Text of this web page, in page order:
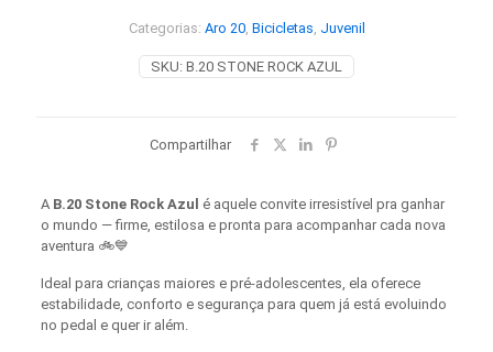
SKU: B.20 STONE ROCK AZUL
Categorias: Aro 20, Bicicletas, Juvenil
Compartilhar
A B.20 Stone Rock Azul é aquele convite irresistível pra ganhar
o mundo — firme, estilosa e pronta para acompanhar cada nova
aventura 🚲💙
Ideal para crianças maiores e pré-adolescentes, ela oferece
estabilidade, conforto e segurança para quem já está evoluindo
no pedal e quer ir além.